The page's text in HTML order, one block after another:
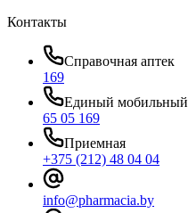
Контакты
Справочная аптек
169
Единый мобильный
65 05 169
Приемная
+375 (212) 48 04 04
info@pharmacia.by